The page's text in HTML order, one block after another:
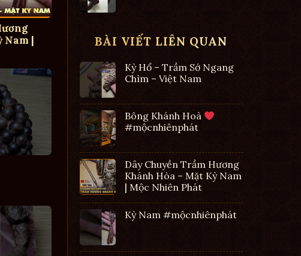
Nam |
BÀI VIẾT LIÊN QUAN
Kỳ Hổ – Trầm Sớ Ngang
Chìm – Việt Nam
Bông Khánh Hoà
#mộcnhiênphát
Dây Chuyền Trầm Hương
Khánh Hòa – Mặt Kỳ Nam
| Mộc Nhiên Phát
Kỳ Nam #mộcnhiênphát